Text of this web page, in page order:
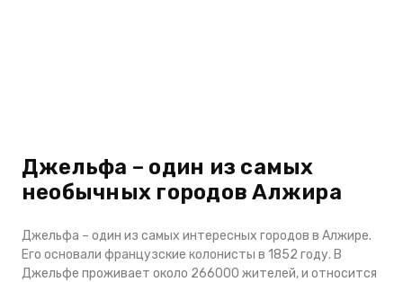
Джельфа – один из самых
необычных городов Алжира
Джельфа – один из самых интересных городов в Алжире.
Его основали французские колонисты в 1852 году. В
Джельфе проживает около 266000 жителей, и относится